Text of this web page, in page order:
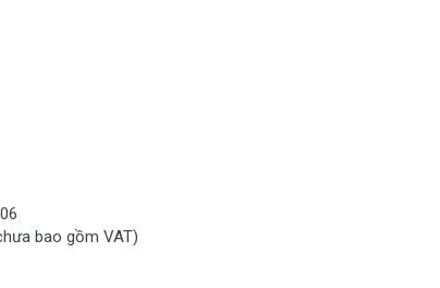
bao gồm VAT)